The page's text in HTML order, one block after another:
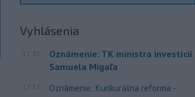
Vyhlásenia
17:32
Oznámenie: TK ministra investícií
Samuela Migaľa
17:17
Oznámenie: Kurikurálna reforma -